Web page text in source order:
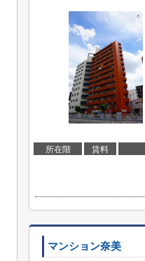
所在階 賃料
マンション奈美